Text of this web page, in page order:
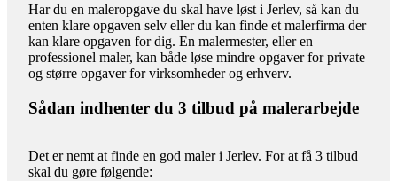
Har du en maleropgave du skal have løst i Jerlev, så kan du
enten klare opgaven selv eller du kan finde et malerfirma der
kan klare opgaven for dig. En malermester, eller en
professionel maler, kan både løse mindre opgaver for private
og større opgaver for virksomheder og erhverv.
Sådan indhenter du 3 tilbud på malerarbejde
Det er nemt at finde en god maler i Jerlev. For at få 3 tilbud
skal du gøre følgende: